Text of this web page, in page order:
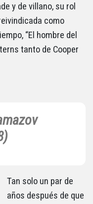
y de villano, su rol
como
“El hombre del
tanto de Cooper
Tan solo un par de
años después de que